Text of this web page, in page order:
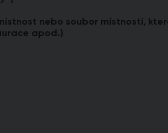
nebo soubor místností,
apod.)